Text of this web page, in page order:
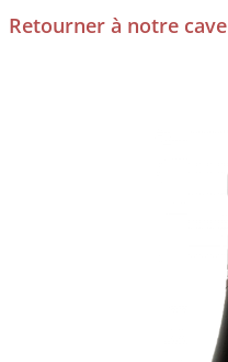
Retourner à notre cave